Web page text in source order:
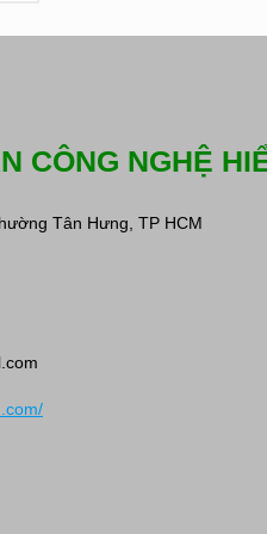
CÔNG NGHỆ
Tân Hưng, TP HCM